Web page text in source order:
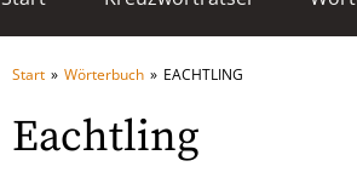
Start » Wörterbuch » EACHTLING
Eachtling